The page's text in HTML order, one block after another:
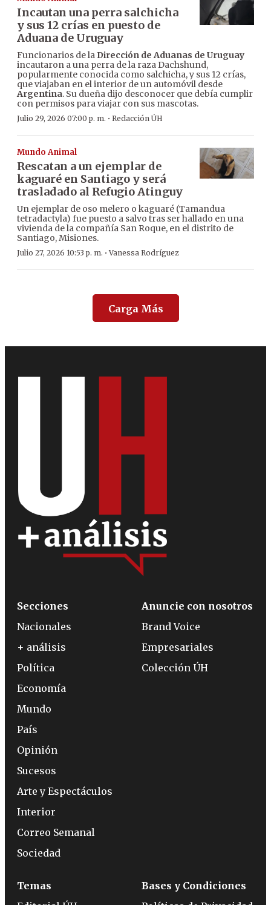
Incautan una perra salchicha
y sus 12 crías en puesto de
Aduana de Uruguay
Funcionarios de la Dirección de Aduanas de Uruguay
incautaron a una perra de la raza Dachshund,
popularmente conocida como salchicha, y sus 12 crías,
que viajaban en el interior de un automóvil desde
Argentina. Su dueña dijo desconocer que debía cumplir
con permisos para viajar con sus mascotas.
Julio 29, 2026 07:00 p. m. · Redacción ÚH
Mundo Animal
Rescatan a un ejemplar de
kaguaré en Santiago y será
trasladado al Refugio Atinguy
Un ejemplar de oso melero o kaguaré (Tamandua
tetradactyla) fue puesto a salvo tras ser hallado en una
vivienda de la compañía San Roque, en el distrito de
Santiago, Misiones.
Julio 27, 2026 10:53 p. m. ·Vanessa Rodríguez
Carga Más
Secciones
Nacionales
+ análisis
Política
Economía
Mundo
País
Opinión
Sucesos
Arte y Espectáculos
Interior
Correo Semanal
Sociedad
Anuncie con nosotros
Brand Voice
Empresariales
Colección ÚH
Temas
Bases y Condiciones